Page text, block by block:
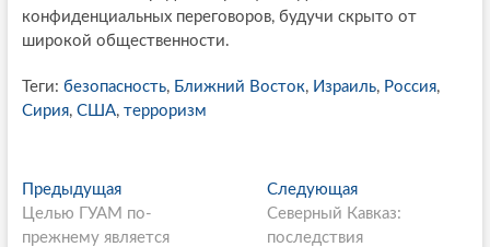
конфиденциальных переговоров, будучи скрыто от
широкой общественности.
Теги: безопасность, Ближний Восток, Израиль, Россия,
Сирия, США, терроризм
P
o
ПредыдущаяП
р
е
Целью ГУАМ по-
прежнему является
Следующая
л
е
Северный Кавказ:
последствия